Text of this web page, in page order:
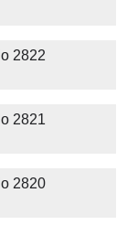
2822
2821
2820